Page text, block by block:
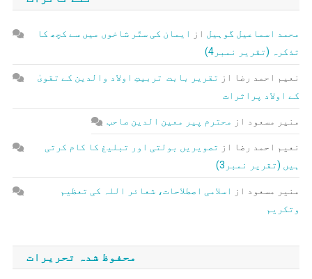
محمد اسماعیل گوہیل از
ایمان کی ستّر شاخوں میں سے کچھ کا
تذکرہ (تقریر نمبر4)
نعیم احمد رضا از تقریر بابت تربیتِ اولاد والدین کے تقویٰ
کے اولاد پراثرات
منیر مسعود از محترم پیر معین الدین صاحب
نعیم احمد رضا از تصویریں بولتی اور تبلیغ کا کام کرتی
ہیں (تقریر نمبر3)
منیر مسعود از
اسلامی اصطلاحات، شعائر اللہ کی تعظیم
وتکریم
محفوظ شدہ تحریرات